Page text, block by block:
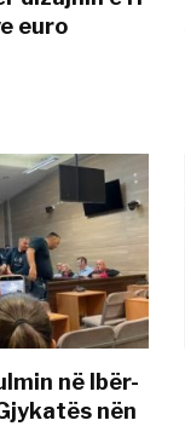
euro
në Ibër-
nën